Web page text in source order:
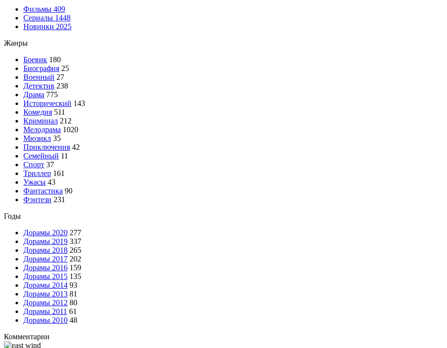
Фильмы 409
Сериалы 1448
Новинки 2025
Жанры
Боевик 180
Биография 25
Военный 27
Детектив 238
Драма 775
Исторический 143
Комедия 511
Криминал 212
Мелодрама 1020
Мюзикл 35
Приключения 42
Семейный 11
Спорт 37
Триллер 161
Ужасы 43
Фантастика 90
Фэнтези 231
Годы
Дорамы 2020 277
Дорамы 2019 337
Дорамы 2018 265
Дорамы 2017 202
Дорамы 2016 159
Дорамы 2015 135
Дорамы 2014 93
Дорамы 2013 81
Дорамы 2012 80
Дорамы 2011 61
Дорамы 2010 48
Комментарии